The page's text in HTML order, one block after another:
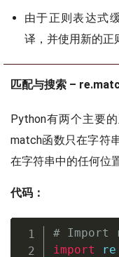
由于正则表达式
译，并使用新的正
匹配与搜索 –
Python有两个主要
match函数只在字符
在字符串中的任何位
代码：
# Import
import